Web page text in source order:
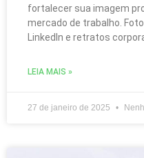
fortalecer sua imagem
mercado de trabalho.
LinkedIn e retratos
LEIA MAIS »
27 de janeiro de 2025